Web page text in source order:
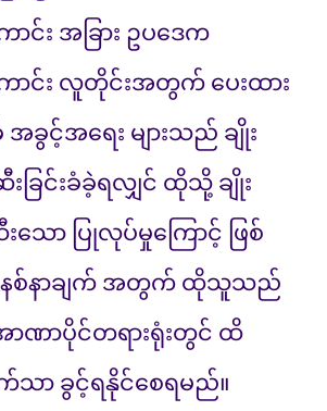
င်း အခြား ဥပဒေက
င်း လူတိုင်းအတွက် ပေးထား
ခွင့်အရေး များသည် ချိုး
ခြင်းခံခဲ့ရလျှင် ထိုသို့ ချိုး
ော ပြုလုပ်မှုကြောင့် ဖြစ်
နစ်နာချက် အတွက် ထိုသူသည်
ဏာပိုင်တရားရုံးတွင် ထိ
ာ ခွင့်ရနိုင်စေရမည်။